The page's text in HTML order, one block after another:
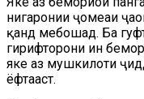
нигаронии ҷомеаи
қанд мебошад. Ба
гирифторони ин
яке аз мушкилоти
ёфтааст.